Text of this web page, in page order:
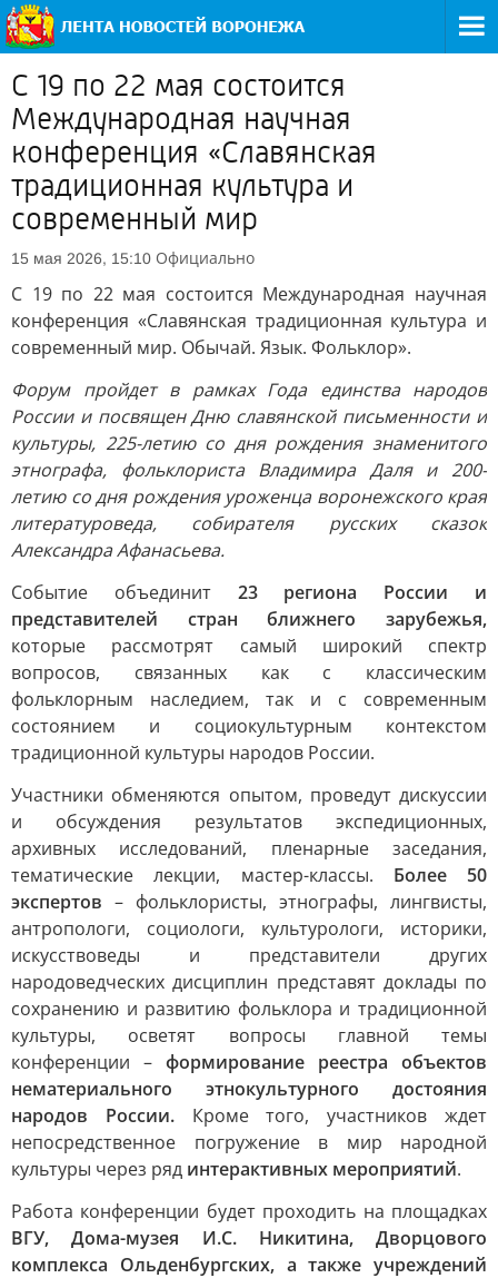
C 19 по 22 мая состоится
Международная научная
конференция «Славянская
традиционная культура и
современный мир
15 мая 2026, 15:10 Официально
C 19 по 22 мая состоится Международная научная
конференция «Славянская традиционная культура и
современный мир. Обычай. Язык. Фольклор».
Форум пройдет в рамках Года единства народов
России и посвящен Дню славянской письменности и
культуры, 225-летию со дня рождения знаменитого
этнографа, фольклориста Владимира Даля и 200-
летию со дня рождения уроженца воронежского края
литературоведа, собирателя русских сказок
Александра Афанасьева.
Событие объединит23 региона России и
представителей стран ближнего зарубежья,
которые рассмотрят самый широкий спектр
вопросов, связанных как с классическим
фольклорным наследием, так и с современным
состоянием и социокультурным контекстом
традиционной культуры народов России.
Участники обменяются опытом, проведут дискуссии
и обсуждения результатов экспедиционных,
архивных исследований, пленарные заседания,
тематические лекции, мастер-классы. Более 50
экспертов – фольклористы, этнографы, лингвисты,
антропологи, социологи, культурологи, историки,
искусствоведы и представители других
народоведческих дисциплин представят доклады по
сохранению и развитию фольклора и традиционной
культуры, осветят вопросы главной темы
конференции – формирование реестра объектов
нематериального этнокультурного достояния
народов России. Кроме того, участников ждет
непосредственное погружение в мир народной
культуры через ряд интерактивных мероприятий.
Работа конференции будет проходить на площадках
ВГУ, Дома-музея И.С. Никитина, Дворцового
комплекса Ольденбургских, а также учреждений